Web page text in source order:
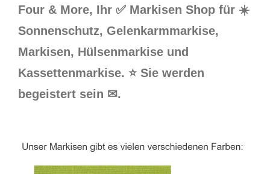
Four & More, Ihr ✅ Markisen Shop für ☀️
Sonnenschutz, Gelenkarmmarkise,
Markisen, Hülsenmarkise und
Kassettenmarkise. ⭐ Sie werden
begeistert sein ✉.